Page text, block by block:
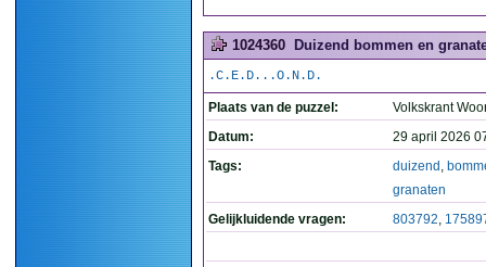
1024360 Duizend bommen en
.C.E.D...O.N.D.
Plaats van de puzzel:
Volkskrant
Datum:
29 april 2026
Tags:
duizend ,
granaten
Gelijkluidende vragen:
803792,